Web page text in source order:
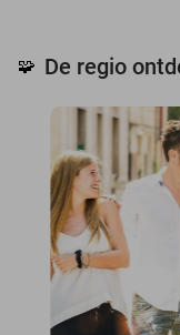
🧩 De regio